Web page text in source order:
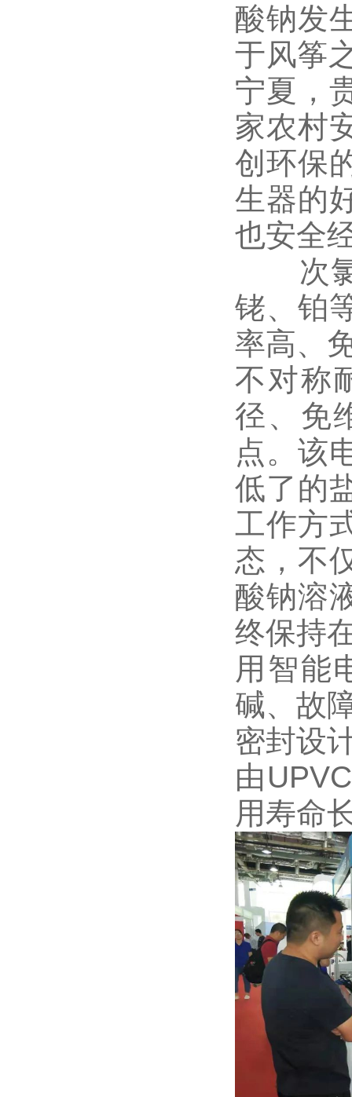
酸钠发
于风筝
宁夏，
家农村
创环保
生器的
也安全
次氯
铑、铂
率高、
不对称
径、免
点。该
低了的
工作方
态，不
酸钠溶
终保持
用智能
碱、故
密封设
由
用寿命